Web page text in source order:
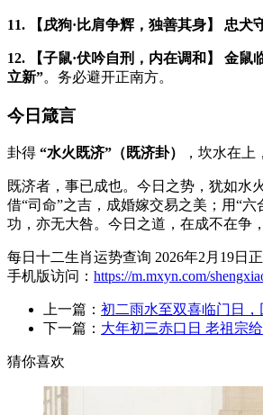
11. 【戌狗·比肩争辉，独善其身】 忠犬
12. 【子鼠·伏吟自刑，内在调和】 金鼠
立新”。务必避开正南方。
今日箴言
卦得 “水火既济”（既济卦） ，坎水在上
既济者，事已成也。今日之势，犹如水
借“司命”之吉，成婚嫁交易之美；用“
功，亦无大咎。今日之道，在成不在争
每日十二生肖运势查询 2026年2月19日
手机版访问： https://m.mxyn.com/
上一篇： 初二雨水至双喜临门日
下一篇： 大年初三赤口日 老祖宗
猜你喜欢